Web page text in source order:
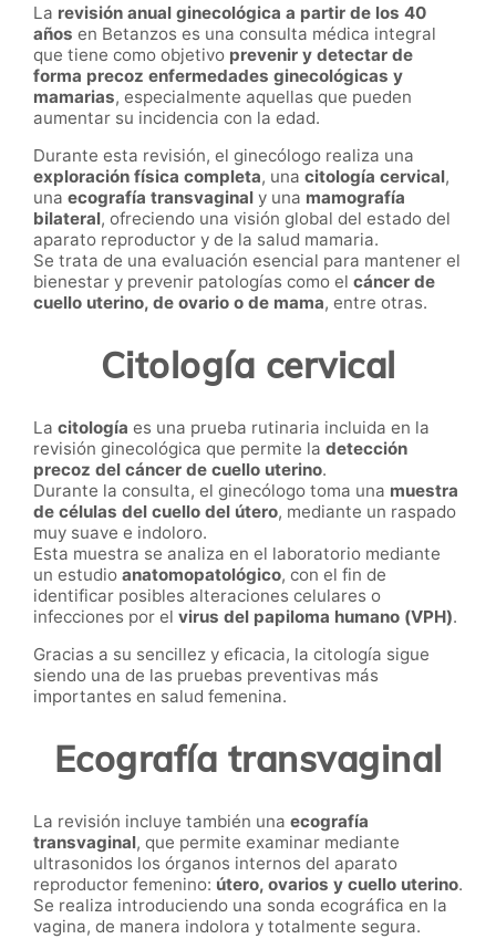
La revisión anual ginecológica a partir de los 40
años en Betanzos es una consulta médica integral
que tiene como objetivo prevenir y detectar de
forma precoz enfermedades ginecológicas y
mamarias, especialmente aquellas que pueden
aumentar su incidencia con la edad.
Durante esta revisión, el ginecólogo realiza una
exploración física completa, una citología cervical,
una ecografía transvaginal y una mamografía
bilateral, ofreciendo una visión global del estado del
aparato reproductor y de la salud mamaria.
Se trata de una evaluación esencial para mantener el
bienestar y prevenir patologías como el cáncer de
cuello uterino, de ovario o de mama, entre otras.
Citología cervical
La citología es una prueba rutinaria incluida en la
revisión ginecológica que permite la detección
precoz del cáncer de cuello uterino.
Durante la consulta, el ginecólogo toma una muestra
de células del cuello del útero, mediante un raspado
muy suave e indoloro.
Esta muestra se analiza en el laboratorio mediante
un estudio anatomopatológico, con el fin de
identificar posibles alteraciones celulares o
infecciones por el virus del papiloma humano (VPH).
Gracias a su sencillez y eficacia, la citología sigue
siendo una de las pruebas preventivas más
importantes en salud femenina.
Ecografía transvaginal
La revisión incluye también una ecografía
transvaginal, que permite examinar mediante
ultrasonidos los órganos internos del aparato
reproductor femenino: útero, ovarios y cuello uterino.
Se realiza introduciendo una sonda ecográfica en la
vagina, de manera indolora y totalmente segura.